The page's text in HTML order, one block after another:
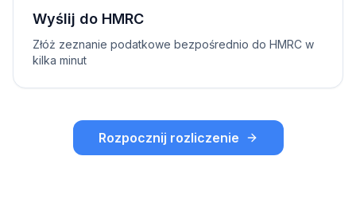
Wyślij do HMRC
Złóż zeznanie podatkowe bezpośrednio do HMRC w
kilka minut
Rozpocznij rozliczenie